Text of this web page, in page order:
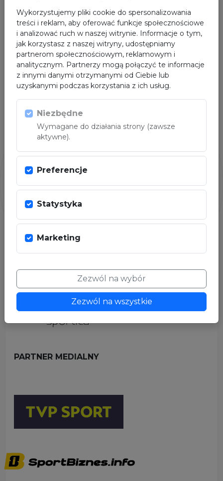
PARTNER MEDIALNY
Wykorzystujemy pliki cookie do spersonalizowania
treści i reklam, aby oferować funkcje społecznościowe
i analizować ruch w naszej witrynie. Informacje o tym,
jak korzystasz z naszej witryny, udostępniamy
partnerom społecznościowym, reklamowym i
analitycznym. Partnerzy mogą połączyć te informacje
z innymi danymi otrzymanymi od Ciebie lub
uzyskanymi podczas korzystania z ich usług.
Niezbędne
Wymagane do działania strony (zawsze
aktywne).
Preferencje
Statystyka
Marketing
Zezwól na wybór
Zezwól na wszystkie